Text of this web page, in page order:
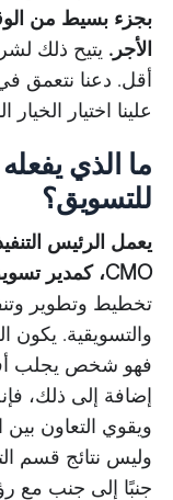
بجزء بسيط من
الأجر. يتيح ذلك
أقل. دعنا نتعمق
علينا اختيار
ما الذي
للتسويق؟
يعمل الرئيس
CMO، كمدير تسويق عام للشركة.
تخطيط وتطوير
والتسويقية. يكون
فهو شخص يجلب
إضافة إلى ذلك،
ويقوي التعاون بين
وليس نتائج قسم
جنبًا إلى جنب مع